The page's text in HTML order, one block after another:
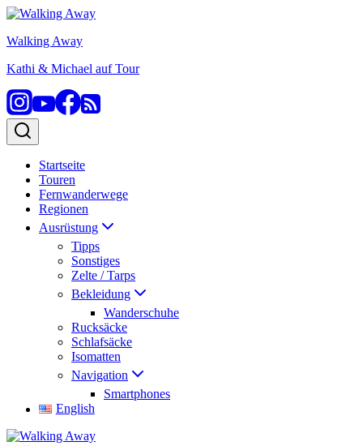
Zum
springen
Walking Away
Kathi & Michael auf Tour
Startseite
Touren
Fernwanderwege
Regionen
Ausrüstung
Tipps
Sonstiges
Zelte / Tarps
Bekleidung
Wanderschuhe
Rucksäcke
Schlafsäcke
Isomatten
Navigation
Smartphones
English